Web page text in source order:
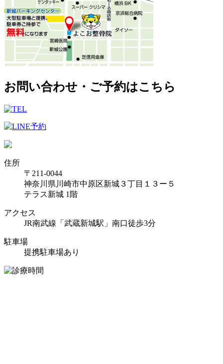
お問い合わせ・ご予約はこちら
住所
〒211-0044
神奈川県川崎市中原区新城３丁目１３ー５
テラス新城 1階
アクセス
JR南武線「武蔵新城駅」南口徒歩3分
駐車場
提携駐車場あり